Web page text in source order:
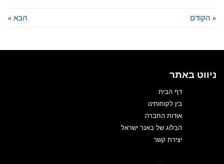
« הקודם הבא »
ניווט באתר
דף הבית
בין לקוחותינו
אודות החברה
הבלוג של באנר ישראל
יצירת קשר